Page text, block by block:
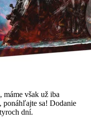
máme však už iba
ponáhľajte sa! Dodanie
dní.